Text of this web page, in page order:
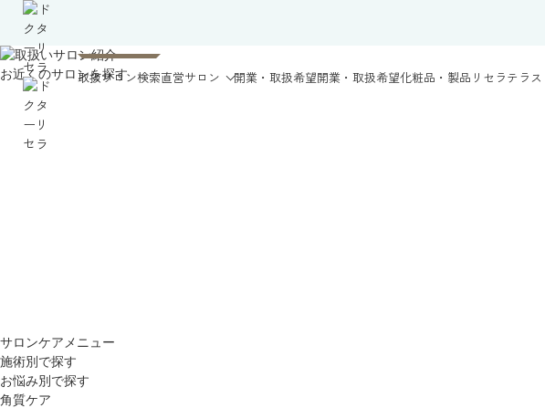
取扱サロン検索直営サロン 開業・取扱希望開業・取扱希望化粧品・製品 リセラテラス
お近くのサロンを探す
サロンケアメニュー
施術別で探す
お悩み別で探す
角質ケア